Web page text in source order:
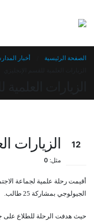
الصفحة الرئيسية أخبار
12 الزيارات
مثل: 0
أقيمت رحلة علمية لجماعة
الجيولوجي بمشاركة 25 طالب.
حيث هدفت الرحلة للطلاع على